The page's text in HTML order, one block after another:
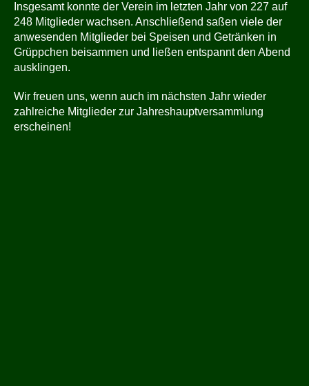
Insgesamt konnte der Verein im letzten Jahr von 227 auf
248 Mitglieder wachsen. Anschließend saßen viele der
anwesenden Mitglieder bei Speisen und Getränken in
Grüppchen beisammen und ließen entspannt den Abend
ausklingen.
Wir freuen uns, wenn auch im nächsten Jahr wieder
zahlreiche Mitglieder zur Jahreshauptversammlung
erscheinen!